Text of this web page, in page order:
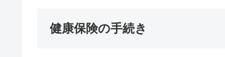
健康保険の手続き